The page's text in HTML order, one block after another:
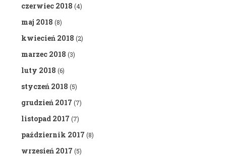
czerwiec 2018 (4)
maj 2018 (8)
kwiecień 2018 (2)
marzec 2018 (3)
luty 2018 (6)
styczeń 2018 (5)
grudzień 2017 (7)
listopad 2017 (7)
październik 2017 (8)
wrzesień 2017 (5)